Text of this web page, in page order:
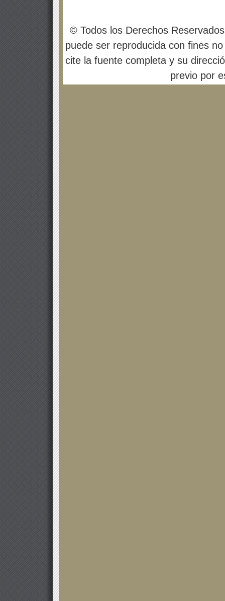
© Todos los Derechos
puede ser reproducida con fines
cite la fuente completa y su
previo por